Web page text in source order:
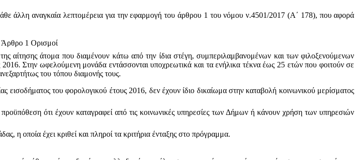
άλλη αναγκαία λεπτομέρεια για την εφαρμογή του άρθρου 1 του νόμου ν.4501/2017 (Α΄ 178), που αφορά
Άρθρο 1 Ορισμοί
αίτησης άτομα που διαμένουν κάτω από την ίδια στέγη, συμπεριλαμβανομένων και των φιλοξενούμενων
Στην ωφελούμενη μονάδα εντάσσονται υποχρεωτικά και τα ενήλικα τέκνα έως 25 ετών που φοιτούν σε
του τόπου διαμονής τους.
του φορολογικού έτους 2016, δεν έχουν ίδιο δικαίωμα στην καταβολή κοινωνικού μερίσματος
ότι έχουν καταγραφεί από τις κοινωνικές υπηρεσίες των Δήμων ή κάνουν χρήση των υπηρεσιών
η οποία έχει κριθεί και πληροί τα κριτήρια ένταξης στο πρόγραμμα.